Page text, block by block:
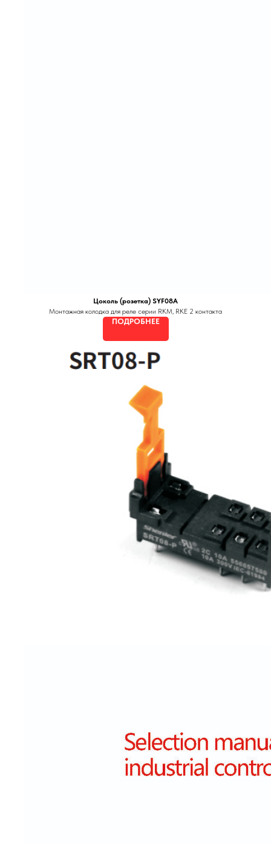
Цоколь (розетка) SYF08A
Монтажная колодка для реле серии RKM, RKE 2 контакта
ПОДРОБНЕЕ